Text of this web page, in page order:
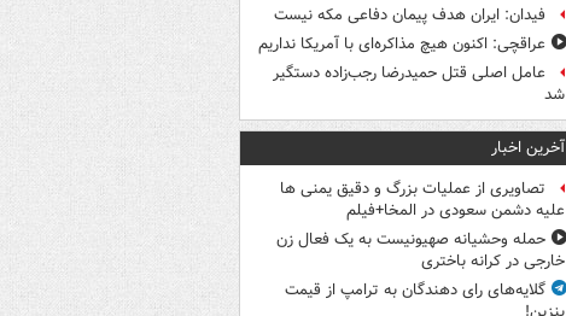
فیدان: ایران هدف پیمان دفاعی مکه نیست
عراقچی: اکنون هیچ مذاکره‌ای با آمریکا نداریم
عامل اصلی قتل حمیدرضا رجب‌زاده دستگیر
شد
آخرین اخبار
تصاویری از عملیات بزرگ و دقیق یمنی ها
علیه دشمن سعودی در المخا+فیلم
حمله وحشیانه صهیونیست به یک فعال زن
خارجی در کرانه باختری
گلایه‌های رای دهندگان به ترامپ از قیمت